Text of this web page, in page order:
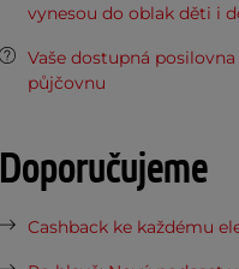
vynesou do oblak děti i
Vaše dostupná
půjčovnu
Doporučujeme
Cashback ke každému